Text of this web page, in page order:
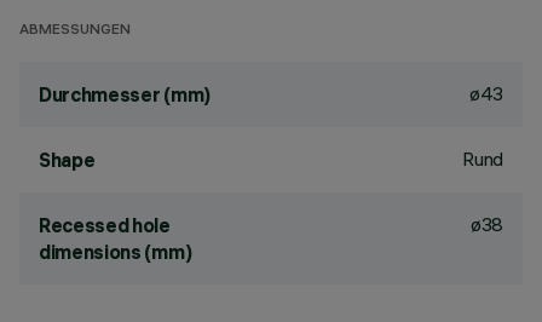
ABMESSUNGEN
Durchmesser (mm) ø43
Shape Rund
Recessed hole
dimensions (mm)
ø38